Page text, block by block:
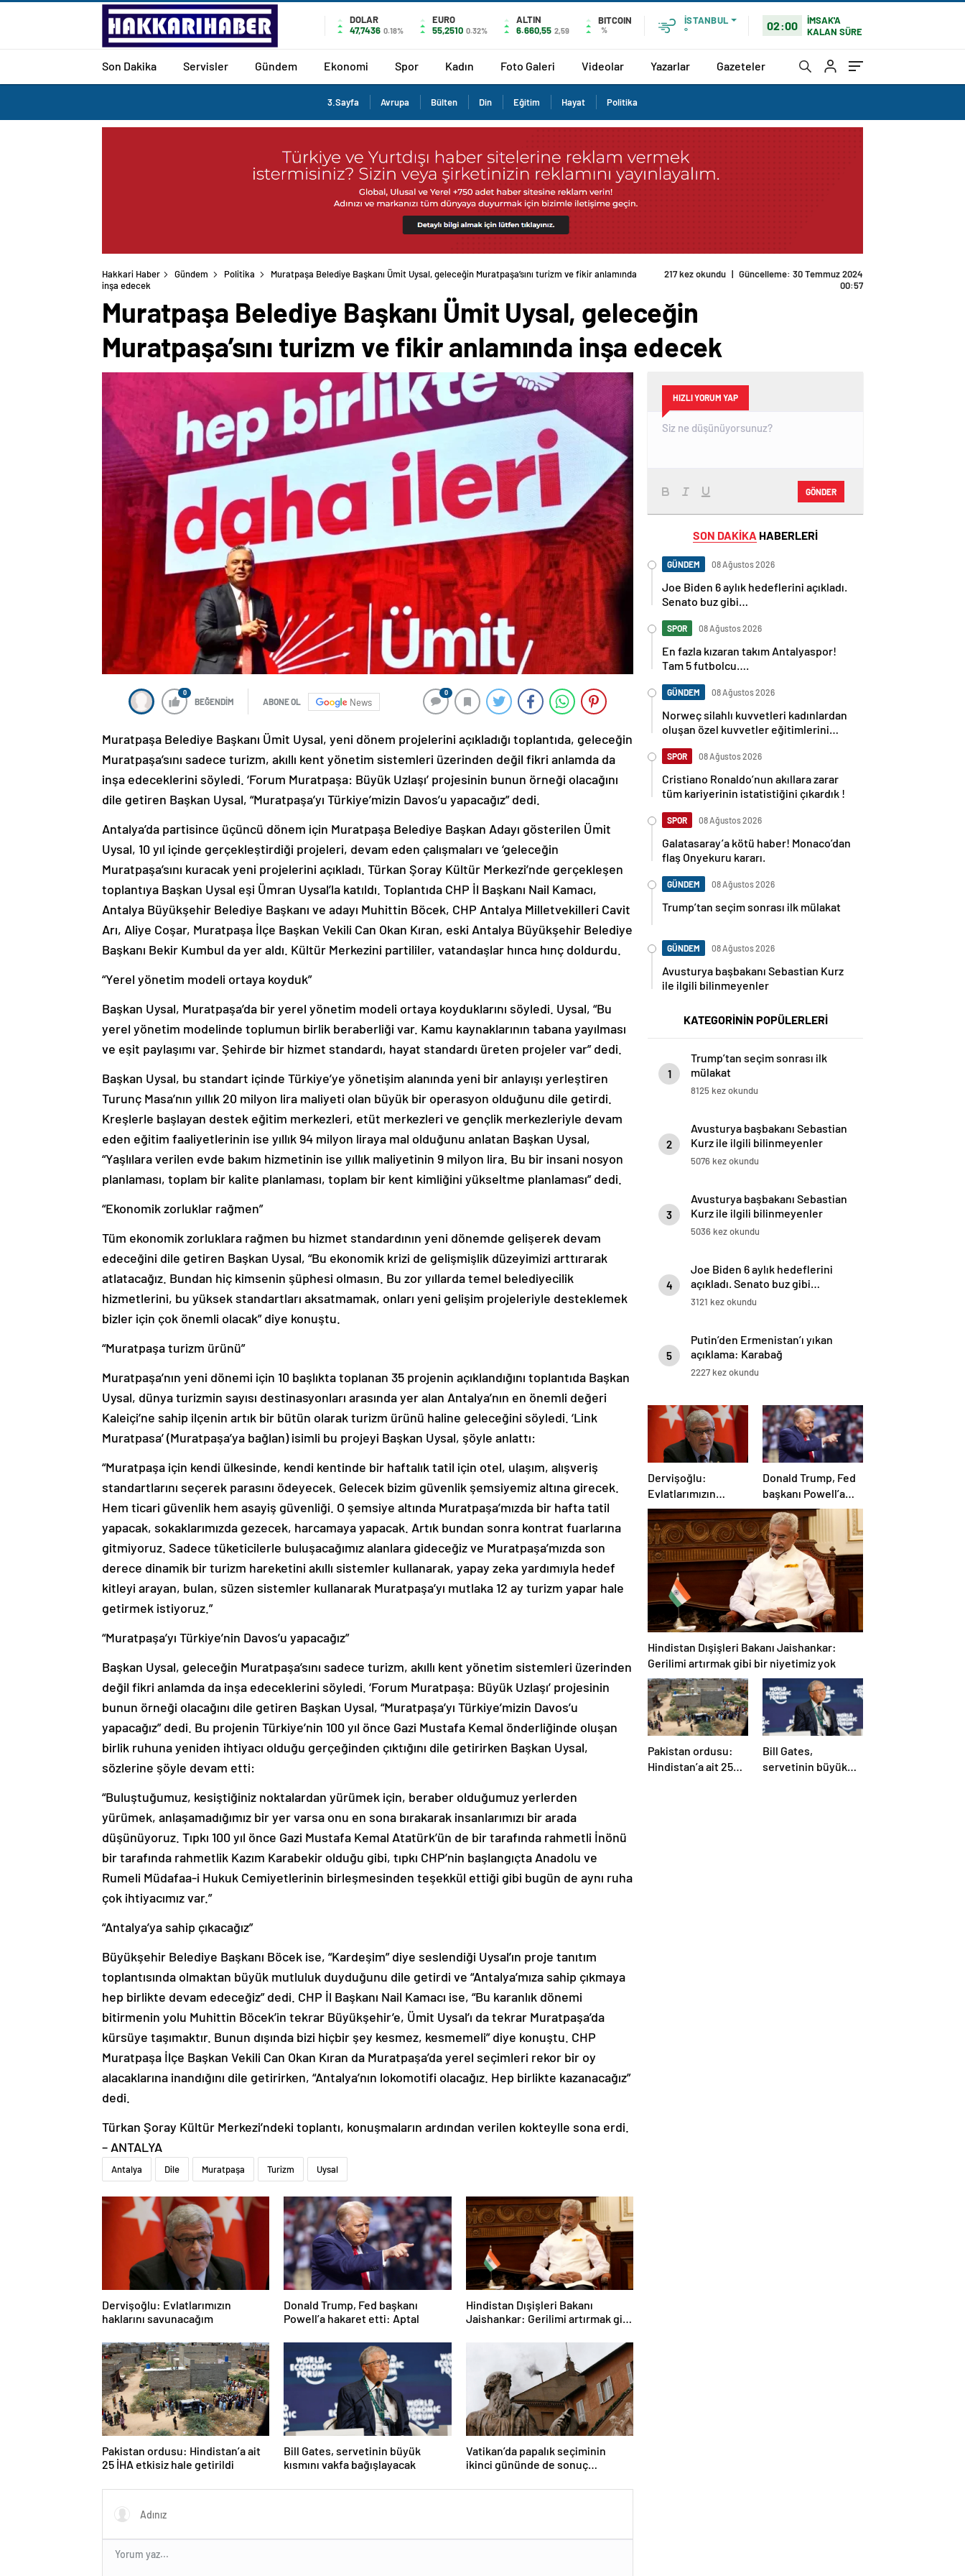
DOLAR
47,7436 0.18%
EURO
55,2510 0.32%
ALTIN
6.660,55 2,59
BITCOIN
%
İSTANBUL
°
02:00
İMSAK'A
KALAN SÜRE
Son Dakika Servisler Gündem Ekonomi Spor Kadın Foto Galeri Videolar Yazarlar Gazeteler
3.Sayfa Avrupa Bülten Din Eğitim Hayat Politika
Hakkari Haber Gündem Politika
Muratpaşa Belediye Başkanı Ümit Uysal, geleceğin Muratpaşa’sını turizm ve fikir anlamında
inşa edecek
217 kez okundu | Güncelleme: 30 Temmuz 2024
00:57
Muratpaşa Belediye Başkanı Ümit Uysal, geleceğin
Muratpaşa’sını turizm ve fikir anlamında inşa edecek
0
BEĞENDİM ABONE OL News
0
Muratpaşa Belediye Başkanı Ümit Uysal, yeni dönem projelerini açıkladığı toplantıda, geleceğin
Muratpaşa’sını sadece turizm, akıllı kent yönetim sistemleri üzerinden değil fikri anlamda da
inşa edeceklerini söyledi. ‘Forum Muratpaşa: Büyük Uzlaşı’ projesinin bunun örneği olacağını
dile getiren Başkan Uysal, “Muratpaşa’yı Türkiye’mizin Davos’u yapacağız” dedi.
Antalya’da partisince üçüncü dönem için Muratpaşa Belediye Başkan Adayı gösterilen Ümit
Uysal, 10 yıl içinde gerçekleştirdiği projeleri, devam eden çalışmaları ve ‘geleceğin
Muratpaşa’sını kuracak yeni projelerini açıkladı. Türkan Şoray Kültür Merkezi’nde gerçekleşen
toplantıya Başkan Uysal eşi Ümran Uysal’la katıldı. Toplantıda CHP İl Başkanı Nail Kamacı,
Antalya Büyükşehir Belediye Başkanı ve adayı Muhittin Böcek, CHP Antalya Milletvekilleri Cavit
Arı, Aliye Coşar, Muratpaşa İlçe Başkan Vekili Can Okan Kıran, eski Antalya Büyükşehir Belediye
Başkanı Bekir Kumbul da yer aldı. Kültür Merkezini partililer, vatandaşlar hınca hınç doldurdu.
“Yerel yönetim modeli ortaya koyduk”
Başkan Uysal, Muratpaşa’da bir yerel yönetim modeli ortaya koyduklarını söyledi. Uysal, “Bu
yerel yönetim modelinde toplumun birlik beraberliği var. Kamu kaynaklarının tabana yayılması
ve eşit paylaşımı var. Şehirde bir hizmet standardı, hayat standardı üreten projeler var” dedi.
Başkan Uysal, bu standart içinde Türkiye’ye yönetişim alanında yeni bir anlayışı yerleştiren
Turunç Masa’nın yıllık 20 milyon lira maliyeti olan büyük bir operasyon olduğunu dile getirdi.
Kreşlerle başlayan destek eğitim merkezleri, etüt merkezleri ve gençlik merkezleriyle devam
eden eğitim faaliyetlerinin ise yıllık 94 milyon liraya mal olduğunu anlatan Başkan Uysal,
“Yaşlılara verilen evde bakım hizmetinin ise yıllık maliyetinin 9 milyon lira. Bu bir insani nosyon
planlaması, toplam bir kalite planlaması, toplam bir kent kimliğini yükseltme planlaması” dedi.
“Ekonomik zorluklar rağmen”
Tüm ekonomik zorluklara rağmen bu hizmet standardının yeni dönemde gelişerek devam
edeceğini dile getiren Başkan Uysal, “Bu ekonomik krizi de gelişmişlik düzeyimizi arttırarak
atlatacağız. Bundan hiç kimsenin şüphesi olmasın. Bu zor yıllarda temel belediyecilik
hizmetlerini, bu yüksek standartları aksatmamak, onları yeni gelişim projeleriyle desteklemek
bizler için çok önemli olacak” diye konuştu.
“Muratpaşa turizm ürünü”
Muratpaşa’nın yeni dönemi için 10 başlıkta toplanan 35 projenin açıklandığını toplantıda Başkan
Uysal, dünya turizmin sayısı destinasyonları arasında yer alan Antalya’nın en önemli değeri
Kaleiçi’ne sahip ilçenin artık bir bütün olarak turizm ürünü haline geleceğini söyledi. ‘Link
Muratpasa’ (Muratpaşa’ya bağlan) isimli bu projeyi Başkan Uysal, şöyle anlattı:
“Muratpaşa için kendi ülkesinde, kendi kentinde bir haftalık tatil için otel, ulaşım, alışveriş
standartlarını seçerek parasını ödeyecek. Gelecek bizim güvenlik şemsiyemiz altına girecek.
Hem ticari güvenlik hem asayiş güvenliği. O şemsiye altında Muratpaşa’mızda bir hafta tatil
yapacak, sokaklarımızda gezecek, harcamaya yapacak. Artık bundan sonra kontrat fuarlarına
gitmiyoruz. Sadece tüketicilerle buluşacağımız alanlara gideceğiz ve Muratpaşa’mızda son
derece dinamik bir turizm hareketini akıllı sistemler kullanarak, yapay zeka yardımıyla hedef
kitleyi arayan, bulan, süzen sistemler kullanarak Muratpaşa’yı mutlaka 12 ay turizm yapar hale
getirmek istiyoruz.”
“Muratpaşa’yı Türkiye’nin Davos’u yapacağız”
Başkan Uysal, geleceğin Muratpaşa’sını sadece turizm, akıllı kent yönetim sistemleri üzerinden
değil fikri anlamda da inşa edeceklerini söyledi. ‘Forum Muratpaşa: Büyük Uzlaşı’ projesinin
bunun örneği olacağını dile getiren Başkan Uysal, “Muratpaşa’yı Türkiye’mizin Davos’u
yapacağız” dedi. Bu projenin Türkiye’nin 100 yıl önce Gazi Mustafa Kemal önderliğinde oluşan
birlik ruhuna yeniden ihtiyacı olduğu gerçeğinden çıktığını dile getirirken Başkan Uysal,
sözlerine şöyle devam etti:
“Buluştuğumuz, kesiştiğiniz noktalardan yürümek için, beraber olduğumuz yerlerden
yürümek, anlaşamadığımız bir yer varsa onu en sona bırakarak insanlarımızı bir arada
düşünüyoruz. Tıpkı 100 yıl önce Gazi Mustafa Kemal Atatürk’ün de bir tarafında rahmetli İnönü
bir tarafında rahmetlik Kazım Karabekir olduğu gibi, tıpkı CHP’nin başlangıçta Anadolu ve
Rumeli Müdafaa-i Hukuk Cemiyetlerinin birleşmesinden teşekkül ettiği gibi bugün de aynı ruha
çok ihtiyacımız var.”
“Antalya’ya sahip çıkacağız”
Büyükşehir Belediye Başkanı Böcek ise, “Kardeşim” diye seslendiği Uysal’ın proje tanıtım
toplantısında olmaktan büyük mutluluk duyduğunu dile getirdi ve “Antalya’mıza sahip çıkmaya
hep birlikte devam edeceğiz” dedi. CHP İl Başkanı Nail Kamacı ise, “Bu karanlık dönemi
bitirmenin yolu Muhittin Böcek’in tekrar Büyükşehir’e, Ümit Uysal’ı da tekrar Muratpaşa’da
kürsüye taşımaktır. Bunun dışında bizi hiçbir şey kesmez, kesmemeli” diye konuştu. CHP
Muratpaşa İlçe Başkan Vekili Can Okan Kıran da Muratpaşa’da yerel seçimleri rekor bir oy
alacaklarına inandığını dile getirirken, “Antalya’nın lokomotifi olacağız. Hep birlikte kazanacağız”
dedi.
Türkan Şoray Kültür Merkezi’ndeki toplantı, konuşmaların ardından verilen kokteylle sona erdi.
– ANTALYA
Antalya Dile Muratpaşa Turizm Uysal
Dervişoğlu: Evlatlarımızın
haklarını savunacağım
Donald Trump, Fed başkanı
Powell’a hakaret etti: Aptal
Hindistan Dışişleri Bakanı
Jaishankar: Gerilimi artırmak gibi
Pakistan ordusu: Hindistan’a ait
25 İHA etkisiz hale getirildi
Bill Gates, servetinin büyük
kısmını vakfa bağışlayacak
Vatikan’da papalık seçiminin
ikinci gününde de sonuç
HIZLI YORUM YAP
GÖNDER
SON DAKİKA HABERLERİ
GÜNDEM 08 Ağustos 2026
Joe Biden 6 aylık hedeflerini açıkladı.
Senato buz gibi…
SPOR 08 Ağustos 2026
En fazla kızaran takım Antalyaspor!
Tam 5 futbolcu….
GÜNDEM 08 Ağustos 2026
Norweç silahlı kuvvetleri kadınlardan
oluşan özel kuvvetler eğitimlerini
SPOR 08 Ağustos 2026
Cristiano Ronaldo’nun akıllara zarar
tüm kariyerinin istatistiğini çıkardık !
SPOR 08 Ağustos 2026
Galatasaray’a kötü haber! Monaco’dan
flaş Onyekuru kararı.
GÜNDEM 08 Ağustos 2026
Trump’tan seçim sonrası ilk mülakat
GÜNDEM 08 Ağustos 2026
Avusturya başbakanı Sebastian Kurz
ile ilgili bilinmeyenler
KATEGORİNİN POPÜLERLERİ
1
Trump’tan seçim sonrası ilk
mülakat
8125 kez okundu
2
Avusturya başbakanı Sebastian
Kurz ile ilgili bilinmeyenler
5076 kez okundu
3
Avusturya başbakanı Sebastian
Kurz ile ilgili bilinmeyenler
5036 kez okundu
4
Joe Biden 6 aylık hedeflerini
açıkladı. Senato buz gibi…
3121 kez okundu
5
Putin’den Ermenistan’ı yıkan
açıklama: Karabağ
Azerbaycan’ın ayrılmaz bir
2227 kez okundu
Dervişoğlu:
Evlatlarımızın
haklarını
savunacağım
Donald Trump, Fed
başkanı Powell’a
hakaret etti: Aptal
Hindistan Dışişleri Bakanı Jaishankar:
Gerilimi artırmak gibi bir niyetimiz yok
Pakistan ordusu:
Hindistan’a ait 25
Bill Gates,
servetinin büyük